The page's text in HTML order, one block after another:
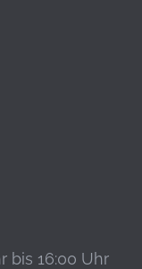
bis 16:00 Uhr